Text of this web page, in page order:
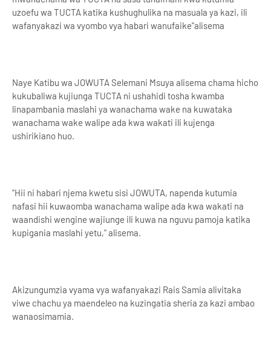
uzoefu wa TUCTA katika kushughulika na masuala ya kazi, ili
wafanyakazi wa vyombo vya habari wanufaike"alisema
Naye Katibu wa JOWUTA Selemani Msuya alisema chama hicho
kukubaliwa kujiunga TUCTA ni ushahidi tosha kwamba
linapambania maslahi ya wanachama wake na kuwataka
wanachama wake walipe ada kwa wakati ili kujenga
ushirikiano huo.
"Hii ni habari njema kwetu sisi JOWUTA, napenda kutumia
nafasi hii kuwaomba wanachama walipe ada kwa wakati na
waandishi wengine wajiunge ili kuwa na nguvu pamoja katika
kupigania maslahi yetu," alisema.
Akizungumzia vyama vya wafanyakazi Rais Samia alivitaka
viwe chachu ya maendeleo na kuzingatia sheria za kazi ambao
wanaosimamia.